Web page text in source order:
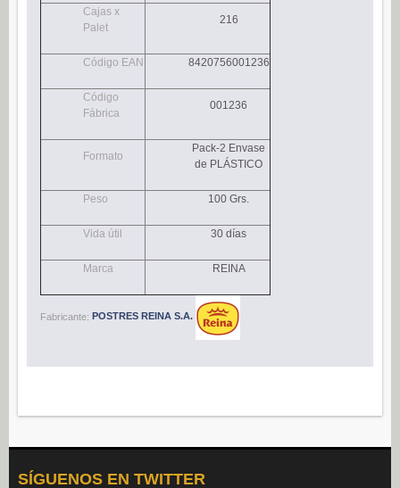
Ecológico (0)
Navidad (0)
Congelados (27)
Agua (22)
Isotónicos (6)
Refrescos (11)
Té (6)
Cajas x
Palet
216
Código EAN 8420756001236
Código
Fábrica
001236
Formato
Pack-2 Envase
de PLÁSTICO
Peso 100 Grs.
Vida útil 30 días
Marca REINA
Fabricante: POSTRES REINA S.A.
SÍGUENOS EN TWITTER